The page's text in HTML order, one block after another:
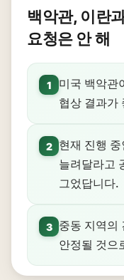
백악관, 이란
요청은 안 해
1
미국 백악관
협상 결과가
2
현재 진행
늘려달라고
그었답니다.
3
중동 지역의
안정될 것으